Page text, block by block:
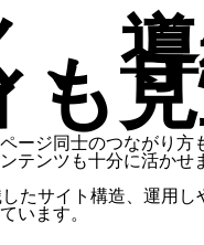
も
ジ同士のつながり
テンツも十分に活かせ
サイト構造、運用
います。